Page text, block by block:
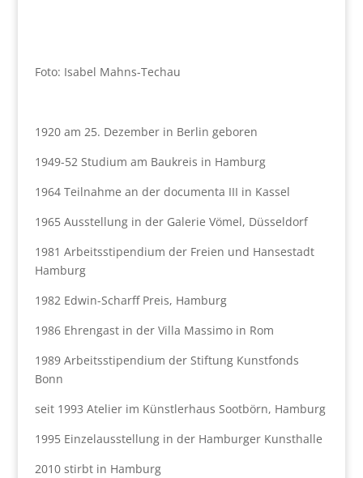
Foto: Isabel Mahns-Techau
1920 am 25. Dezember in Berlin geboren
1949-52 Studium am Baukreis in Hamburg
1964 Teilnahme an der documenta III in Kassel
1965 Ausstellung in der Galerie Vömel, Düsseldorf
1981 Arbeitsstipendium der Freien und Hansestadt
Hamburg
1982 Edwin-Scharff Preis, Hamburg
1986 Ehrengast in der Villa Massimo in Rom
1989 Arbeitsstipendium der Stiftung Kunstfonds
Bonn
seit 1993 Atelier im Künstlerhaus Sootbörn, Hamburg
1995 Einzelausstellung in der Hamburger Kunsthalle
2010 stirbt in Hamburg